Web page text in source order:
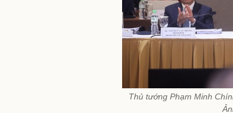
Thủ tướng Phạm Minh